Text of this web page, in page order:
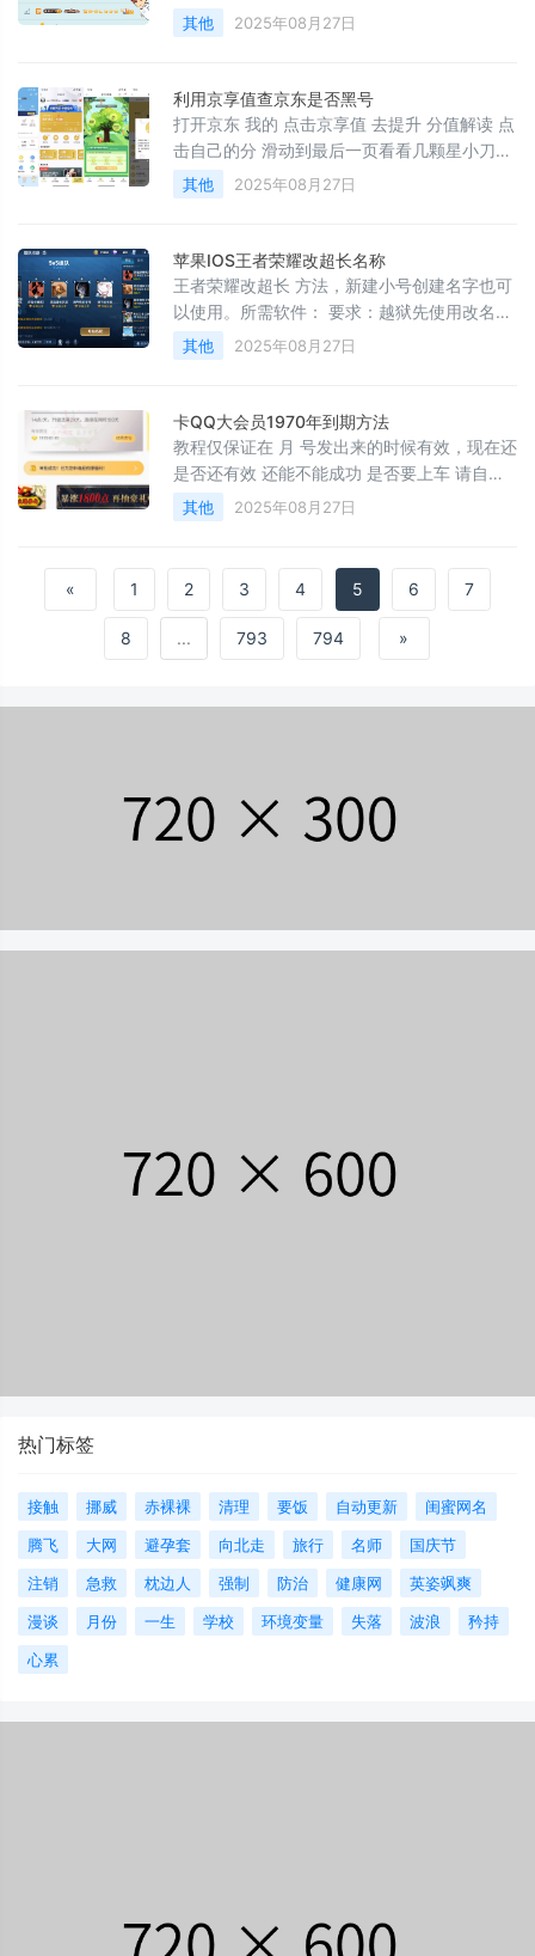
制作自拍相机装 视频教程，喜欢装逼的上，需
要用到的软件还是 剪映 ！制作完成后直接发空
豪车，秀恩爱，装穷，装福，霸气等等，你也
可以自己去抖音，快手 找视频素材，然后用去
水印下载视频即可。百度： 微云：
其他 2025年08月27日
利用京享值查京东是否黑号
打开京东 我的 点击京享值 去提升 分值解读 点
击自己的分 滑动到最后一页看看几颗星小刀是
星， 星是黑号， 星是半黑。
其他 2025年08月27日
苹果IOS王者荣耀改超长名称
王者荣耀改超长 方法，新建小号创建名字也可
以使用。所需软件： 要求：越狱先使用改名
卡，不要输入文字 范围 搜 联合 搜 改 范围 搜
联合 搜 改 名字可以 个汉字或 个字母附视频教
其他 2025年08月27日
卡QQ大会员1970年到期方法
教程仅保证在 月 号发出来的时候有效，现在还
是否还有效 还能不能成功 是否要上车 请自行
斟酌 勿盲目。 重点：自己是正常到期的钻别
上，本身没有永久钻的别上！必须要是 会员、
是永久的才可以（看清楚：这个只是针对本身
带永久的钻有效，自己是正常到期的钻别开，
本身没有永久的钻别上，无视！）卡的永久大
会员图标不亮，但有部分功能！有成长值、加
于你也拥有永久红钻 手机 打开： 或者扫码进
其他 2025年08月27日
« 1 2 3 4 5 6 7
8 ... 793 794 »
热门标签
接触 挪威 赤裸裸 清理 要饭 自动更新
闺蜜网名
腾飞
大网 避孕套 向北走 旅行 名师
国庆节
注销
急救 枕边人 强制 防治 健康网
英姿飒爽
漫谈
月份 一生 学校 环境变量 失落 波浪
矜持
心累